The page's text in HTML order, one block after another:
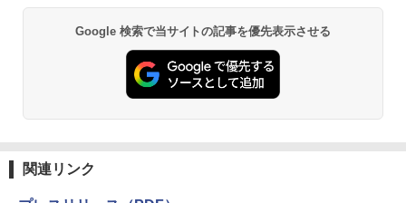
Google 検索で当サイトの記事を優先表示させる
関連リンク